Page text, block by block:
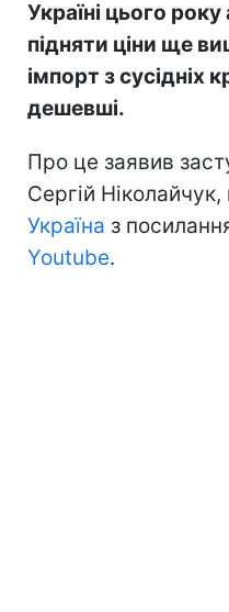
Україні цього
підняти ціни ще
імпорт з сусідніх
дешевші.
Про це заявив
Сергій
Україна з
Youtube.